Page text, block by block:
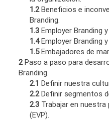
1.2Beneficios e
Branding.
1.3 Employer Branding
1.4Employer Branding
1.5Embajadores de
2Paso a paso para
Branding.
2.1 Definir nuestra
2.2Definir segmentos
2.3 Trabajar en
(EVP).